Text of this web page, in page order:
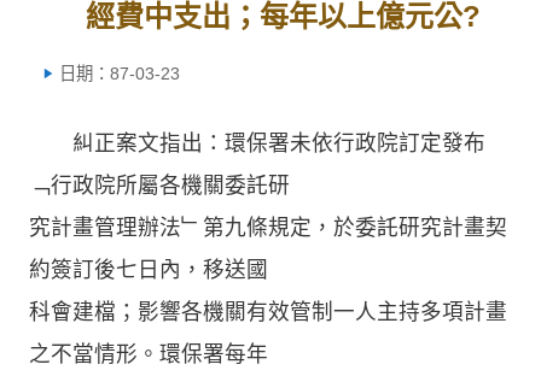
經費中支出；每年以上億元公?
日期：87-03-23
糾正案文指出：環保署未依行政院訂定發布
﹁行政院所屬各機關委託研
究計畫管理辦法﹂第九條規定，於委託研究計畫契
約簽訂後七日內，移送國
科會建檔；影響各機關有效管制一人主持多項計畫
之不當情形。環保署每年